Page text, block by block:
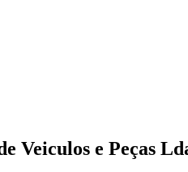
Veiculos e Peças